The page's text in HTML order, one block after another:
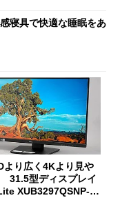
寝具で快適な睡眠をあ
より広く4Kより見や
31.5型ディスプレイ
XUB3297QSNP-B